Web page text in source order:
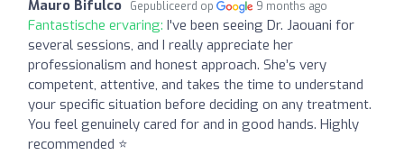
Mauro Bifulco Gepubliceerd op 9 months ago
Fantastische ervaring: I've been seeing Dr. Jaouani for
several sessions, and I really appreciate her
professionalism and honest approach. She’s very
competent, attentive, and takes the time to understand
your specific situation before deciding on any treatment.
You feel genuinely cared for and in good hands. Highly
recommended ⭐